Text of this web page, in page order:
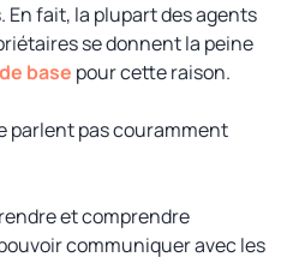
En fait, la plupart des agents
se donnent la peine
base pour cette raison.
parlent pas couramment
et comprendre
communiquer avec les